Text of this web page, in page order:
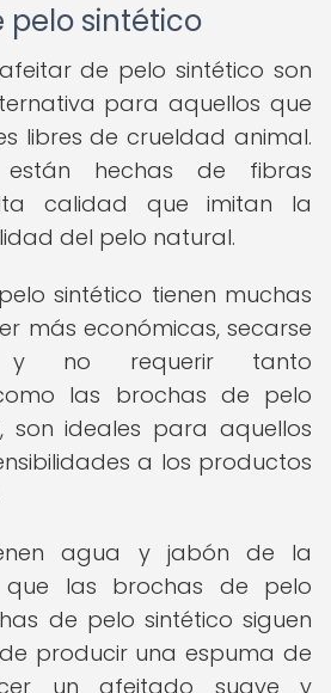
pelo sintético
de pelo sintético son
para aquellos que
libres de crueldad animal.
están hechas de fibras
calidad que imitan la
del pelo natural.
sintético tienen muchas
más económicas, secarse
y no requerir tanto
las brochas de pelo
son ideales para aquellos
a los productos
agua y jabón de la
que las brochas de pelo
de pelo sintético siguen
producir una espuma de
un afeitado suave y